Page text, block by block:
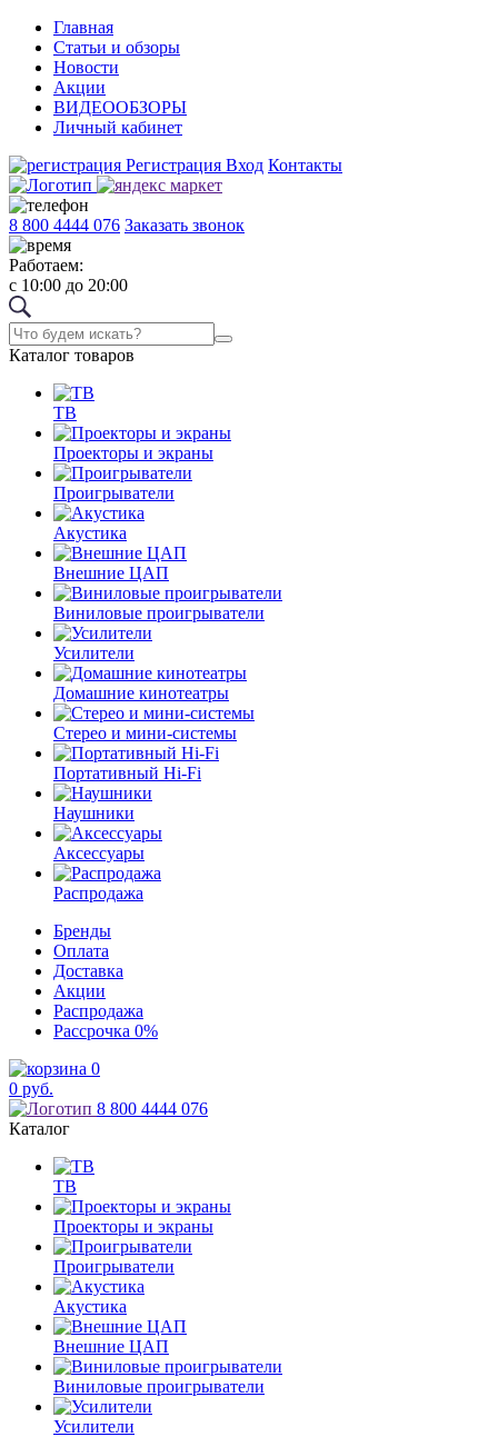
Главная
Статьи и обзоры
Новости
Акции
ВИДЕООБЗОРЫ
Личный кабинет
Регистрация Вход Контакты
8 800 4444 076 Заказать звонок
Работаем:
с 10:00 до 20:00
Каталог товаров
ТВ
Проекторы и экраны
Проигрыватели
Акустика
Внешние ЦАП
Виниловые проигрыватели
Усилители
Домашние кинотеатры
Стерео и мини-системы
Портативный Hi-Fi
Наушники
Аксессуары
Распродажа
Бренды
Оплата
Доставка
Акции
Распродажа
Рассрочка 0%
0
0 руб.
8 800 4444 076
Каталог
ТВ
Проекторы и экраны
Проигрыватели
Акустика
Внешние ЦАП
Виниловые проигрыватели
Усилители